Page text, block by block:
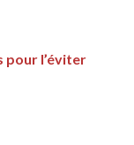
pour l’éviter